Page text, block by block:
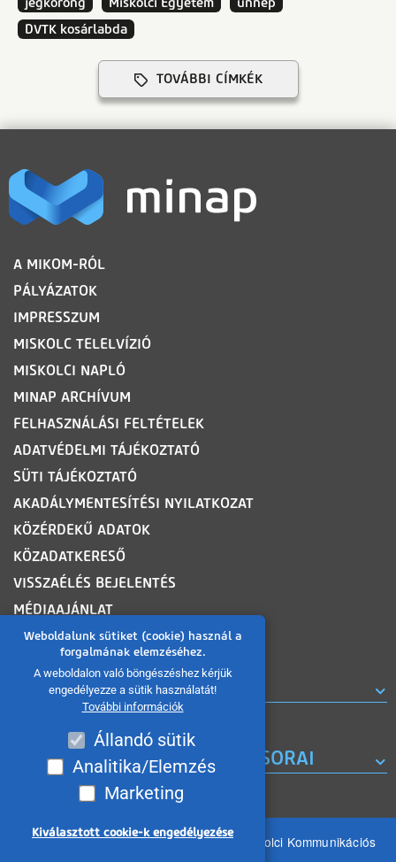
Weboldalunk sütiket (cookie) használ a
forgalmának elemzéséhez.
A weboldalon való böngészéshez kérjük
engedélyezze a sütik használatát!
További információk
Állandó sütik
Analitika/Elemzés
Marketing
Kiválasztott cookie-k engedélyezése
DVTK kosárlabda
TOVÁBBI CÍMKÉK
LÁBLÉC
A MIKOM-RÓL
PÁLYÁZATOK
IMPRESSZUM
MISKOLC TELELVÍZIÓ
MISKOLCI NAPLÓ
MINAP ARCHÍVUM
FELHASZNÁLÁSI FELTÉTELEK
ADATVÉDELMI TÁJÉKOZTATÓ
SÜTI TÁJÉKOZTATÓ
AKADÁLYMENTESÍTÉSI NYILATKOZAT
KÖZÉRDEKŰ ADATOK
KÖZADATKERESŐ
VISSZAÉLÉS BEJELENTÉS
MÉDIAAJÁNLAT
OLDALTÉRKÉP
ROVATOK
A MISKOLC TV KORÁBBI MŰSORAI
Minden jog fenntartva 2026 © MIKOM Miskolci Kommunikációs